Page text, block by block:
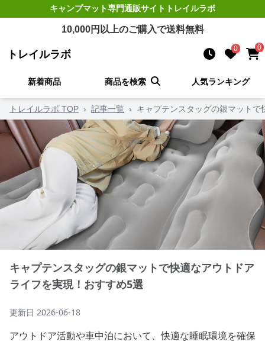
キャンプマット専門通販サイト トレイルラボ
10,000円以上のご購入で送料無料
トレイルラボ 0 0
新着商品 商品を検索 人気ランキング
トレイルラボ TOP › 記事一覧 › キャプテンスタッグの銀マット
キャプテンスタッグの銀マットで快適なアウトドア
ライフを実現！おすすめ5選
更新日 2026-06-18
アウトドア活動や車中泊において、快適な睡眠環境を確保